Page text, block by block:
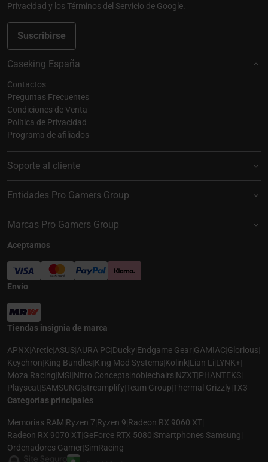
Suscribirse
Privacidad y losTérminos del Servicio de Google.
Caseking España
Contactos
Preguntas Frecuentes
Condiciones de Venta
Política de Privacidad
Programa de afiliados
Soporte al cliente
Entidades Pro Gamers Group
Marcas Pro Gamers Group
Aceptamos
Envío
Tiendas insignia de marca
APNX|Arctic|ASUS|AURA PC|Ducky|Endgame Gear|GAMIAC|Glorious|
Keychron|King Bundles|King Mod Systems|Kolink|Lian Li|LYNK+|
Moza Racing|MSI|Nitro Concepts|noblechairs|NZXT|PHANTEKS|
Playseat|SAMSUNG|streamplify|Team Group|Thermal Grizzly|TX3
Categorías principales
Memorias RAM|Ryzen 7|Ryzen 9|Radeon RX 9060 XT|
Radeon RX 9070 XT|GeForce RTX 5080|Smartphones Samsung|
Ordenadores Gamer|SimRacing